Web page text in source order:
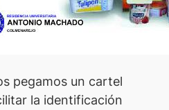
pegamos un cartel
la identificación